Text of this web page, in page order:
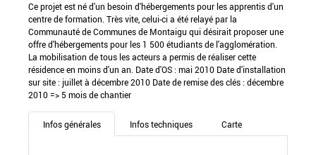
Ce projet est né d'un besoin d'hébergements pour les apprentis d'un
centre de formation. Très vite, celui-ci a été relayé par la
Communauté de Communes de Montaigu qui désirait proposer une
offre d'hébergements pour les 1 500 étudiants de l'agglomération.
La mobilisation de tous les acteurs a permis de réaliser cette
résidence en moins d'un an. Date d'OS : mai 2010 Date d'installation
sur site : juillet à décembre 2010 Date de remise des clés : décembre
2010 => 5 mois de chantier
Infos générales Infos techniques Carte